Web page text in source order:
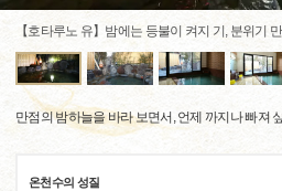
【호타루노 유】밤에는 등불이 켜지 기, 분위기
만점의 밤하늘을 바라 보면서, 언제 까지나 빠져
온천수의 성질